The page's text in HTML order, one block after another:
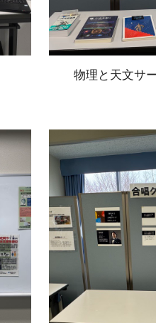
物理と天文サ